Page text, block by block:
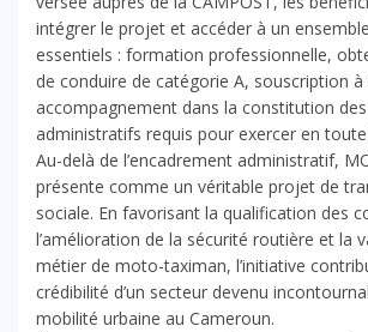
intégrer le projet et accéder à un
essentiels : formation professionnelle,
de conduire de catégorie A, souscription
accompagnement dans la constitution
administratifs requis pour exercer en
Au-delà de l’encadrement administratif,
présente comme un véritable projet de
sociale. En favorisant la qualification des
l’amélioration de la sécurité routière et la
métier de moto-taximan, l’initiative
crédibilité d’un secteur devenu
mobilité urbaine au Cameroun.